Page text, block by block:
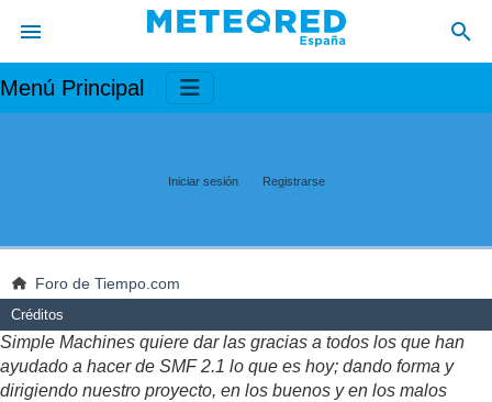
Menú Principal
Iniciar sesión Registrarse
Foro de Tiempo.com
Créditos
Simple Machines quiere dar las gracias a todos los que han
ayudado a hacer de SMF 2.1 lo que es hoy; dando forma y
dirigiendo nuestro proyecto, en los buenos y en los malos